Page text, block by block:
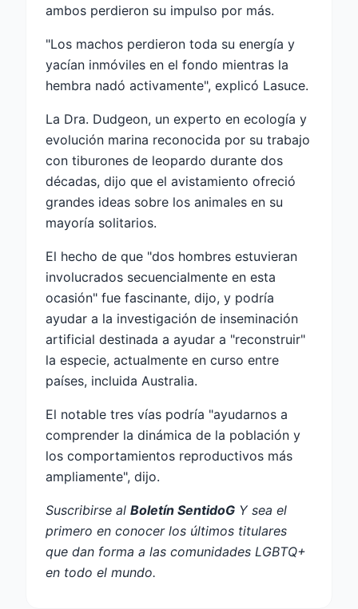
ambos perdieron su impulso por más.
"Los machos perdieron toda su energía y
yacían inmóviles en el fondo mientras la
hembra nadó activamente", explicó Lasuce.
La Dra. Dudgeon, un experto en ecología y
evolución marina reconocida por su trabajo
con tiburones de leopardo durante dos
décadas, dijo que el avistamiento ofreció
grandes ideas sobre los animales en su
mayoría solitarios.
El hecho de que "dos hombres estuvieran
involucrados secuencialmente en esta
ocasión" fue fascinante, dijo, y podría
ayudar a la investigación de inseminación
artificial destinada a ayudar a "reconstruir"
la especie, actualmente en curso entre
países, incluida Australia.
El notable tres vías podría "ayudarnos a
comprender la dinámica de la población y
los comportamientos reproductivos más
ampliamente", dijo.
Suscribirse al Boletín SentidoG Y sea el
primero en conocer los últimos titulares
que dan forma a las comunidades LGBTQ+
en todo el mundo.